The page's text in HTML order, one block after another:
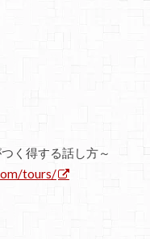
く得する話し方～
tours/